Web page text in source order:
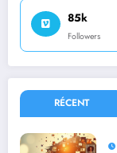
85k
Followers
RÉCENT